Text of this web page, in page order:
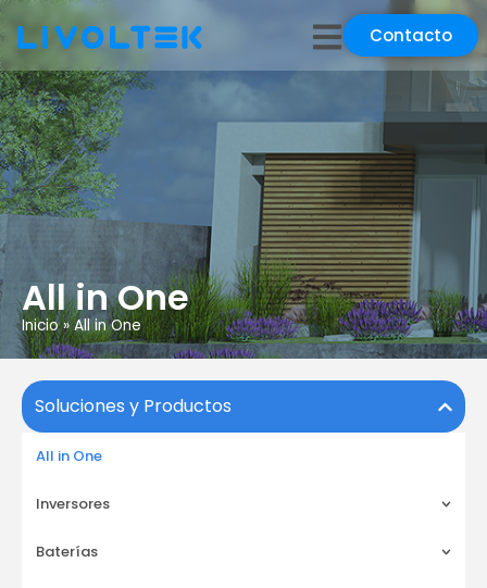
Contacto
All in One
Inicio»All in One
Soluciones y Productos
All in One
Inversores
Baterías